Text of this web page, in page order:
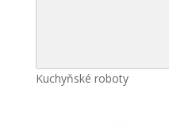
Kuchyňské roboty